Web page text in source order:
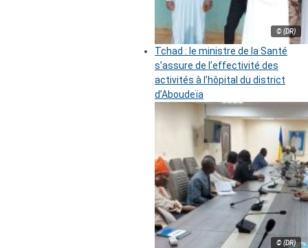
© (DR)
Tchad : le ministre de la Santé
s’assure de l’effectivité des
activités à l’hôpital du district
d’Aboudeïa
© (DR)